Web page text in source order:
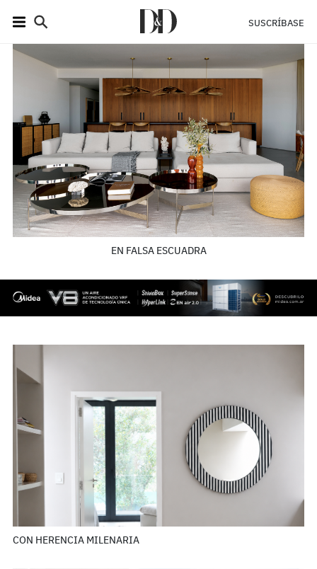
SUSCRÍBASE
EN FALSA ESCUADRA
CON HERENCIA MILENARIA